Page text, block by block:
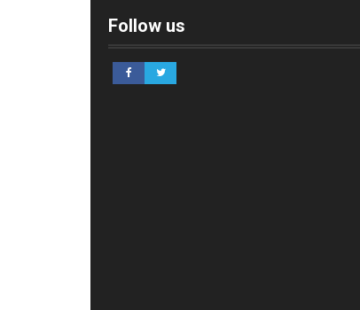
Follow us